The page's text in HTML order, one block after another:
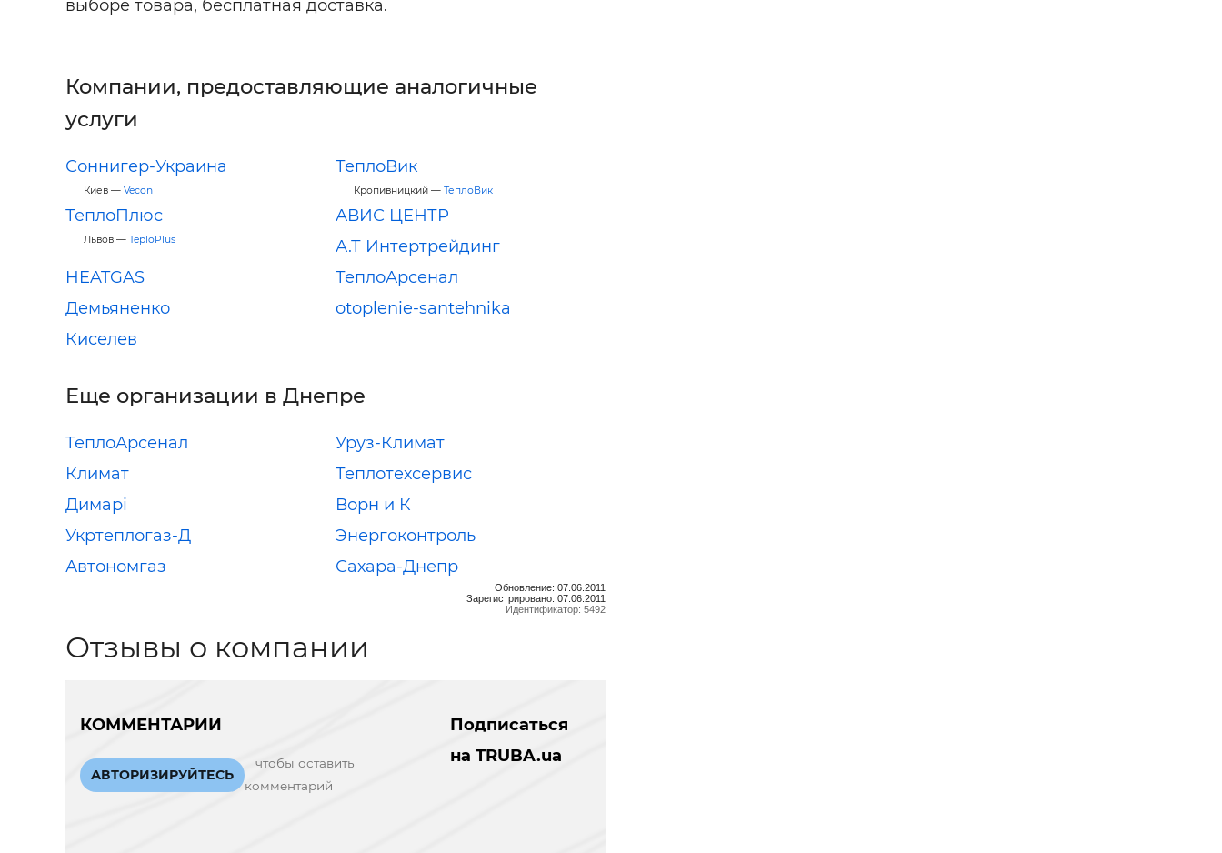
выборе товара, бесплатная доставка.
Компании, предоставляющие аналогичные
услуги
Соннигер-Украина
Киев — Vecon
ТеплоВик
Кропивницкий — ТеплоВик
ТеплоПлюс
Львов — TeploPlus
АВИС ЦЕНТР
А.Т Интертрейдинг
HEATGAS
ТеплоАрсенал
Демьяненко
otoplenie-santehnika
Киселев
Еще организации в Днепре
ТеплоАрсенал
Уруз-Климат
Климат
Теплотехсервис
Димарі
Ворн и К
Укртеплогаз-Д
Энергоконтроль
Автономгаз
Сахара-Днепр
Обновление: 07.06.2011
Зарегистрировано: 07.06.2011
Идентификатор: 5492
Отзывы о компании
КОММЕНТАРИИ
АВТОРИЗИРУЙТЕСЬ
чтобы оставить
комментарий
Подписаться
на TRUBA.ua